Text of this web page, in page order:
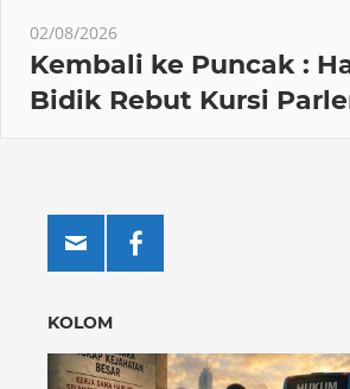
02/08/2026
Kembali ke Puncak :
Bidik Rebut Kursi
KOLOM